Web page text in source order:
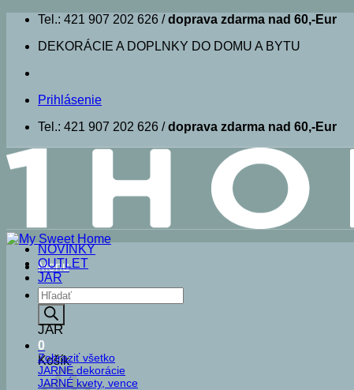
Skip
content
Tel.: 421 907 202 626 /doprava zdarma nad 60,-Eur
DEKORÁCIE A DOPLNKY DO DOMU A BYTU
Prihlásenie
Tel.: 421 907 202 626 /doprava zdarma nad 60,-Eur
Menu
Products
search
0
Košík
NOVINKY
OUTLET
JAR
JAR
Zobraziť všetko
JARNÉ dekorácie
JARNÉ kvety, vence